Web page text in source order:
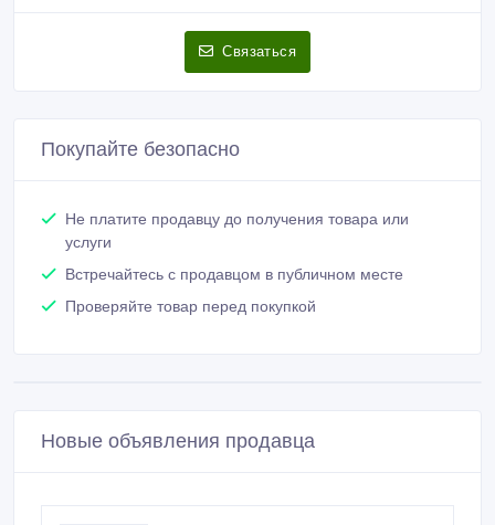
Связаться
Покупайте безопасно
Не платите продавцу до получения товара или
услуги
Встречайтесь с продавцом в публичном месте
Проверяйте товар перед покупкой
Новые объявления продавца